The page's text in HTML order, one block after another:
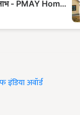
अवॉर्ड